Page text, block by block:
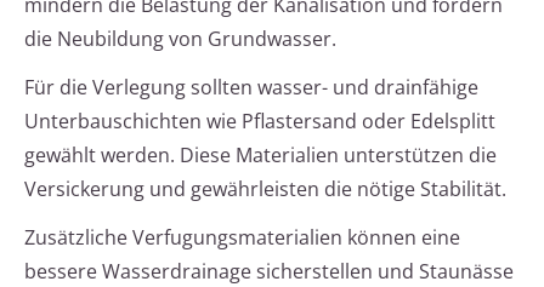
die Neubildung von Grundwasser.
Für die Verlegung sollten wasser- und drainfähige
Unterbauschichten wie Pflastersand oder Edelsplitt
gewählt werden. Diese Materialien unterstützen die
Versickerung und gewährleisten die nötige Stabilität.
Zusätzliche Verfugungsmaterialien können eine
bessere Wasserdrainage sicherstellen und Staunässe